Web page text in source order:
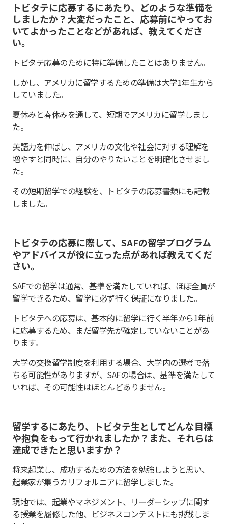
トビタテに応募するにあたり、どのような準備を
しましたか？大変だったこと、応募前にやってお
いてよかったことなどがあれば、教えてくださ
い。
トビタテ応募のために特に準備したことはありません。
しかし、アメリカに留学するための準備は大学1年生から
していました。
夏休みと春休みを通して、短期でアメリカに留学しまし
た。
英語力を伸ばし、アメリカの文化や社会に対する理解を
増やすと同時に、自分のやりたいことを明確化させまし
た。
その短期留学での経験を、トビタテの応募書類にも記載
しました。
トビタテの応募に際して、SAFの留学プログラム
やアドバイスが役に立った点があれば教えてくだ
さい。
SAFでの留学は通常、基準を満たしていれば、ほぼ全員が
留学できるため、留学に必ず行く保証になりました。
トビタテへの応募は、基本的に留学に行く半年から1年前
に応募するため、まだ留学先が確定していないことがあ
ります。
大学の交換留学制度を利用する場合、大学内の選考で落
ちる可能性がありますが、SAFの場合は、基準を満たして
いれば、その可能性はほとんどありません。
留学するにあたり、トビタテ生としてどんな目標
や抱負をもって行かれましたか？また、それらは
達成できたと思いますか？
将来起業し、成功するための方法を勉強しようと思い、
起業家が集うカリフォルニアに留学しました。
現地では、起業やマネジメント、リーダーシップに関す
る授業を履修した他、ビジネスコンテストにも挑戦しま